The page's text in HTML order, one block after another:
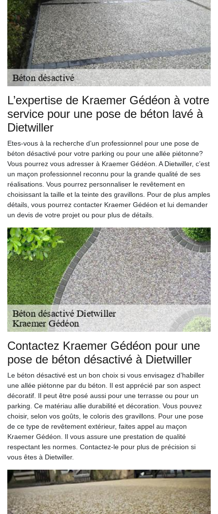
L’expertise de Kraemer Gédéon à votre
service pour une pose de béton lavé à
Dietwiller
Etes-vous à la recherche d’un professionnel pour une pose de
béton désactivé pour votre parking ou pour une allée piétonne?
Vous pourrez vous adresser à Kraemer Gédéon. A Dietwiller, c’est
un maçon professionnel reconnu pour la grande qualité de ses
réalisations. Vous pourrez personnaliser le revêtement en
choisissant la taille et la teinte des gravillons. Pour de plus amples
détails, vous pourrez contacter Kraemer Gédéon et lui demander
un devis de votre projet ou pour plus de détails.
Contactez Kraemer Gédéon pour une
pose de béton désactivé à Dietwiller
Le béton désactivé est un bon choix si vous envisagez d’habiller
une allée piétonne par du béton. Il est apprécié par son aspect
décoratif. Il peut être posé aussi pour une terrasse ou pour un
parking. Ce matériau allie durabilité et décoration. Vous pouvez
choisir, selon vos goûts, le coloris des gravillons. Pour une pose
de ce type de revêtement extérieur, faites appel au maçon
Kraemer Gédéon. Il vous assure une prestation de qualité
respectant les normes. Contactez-le pour plus de précision si
vous êtes à Dietwiller.